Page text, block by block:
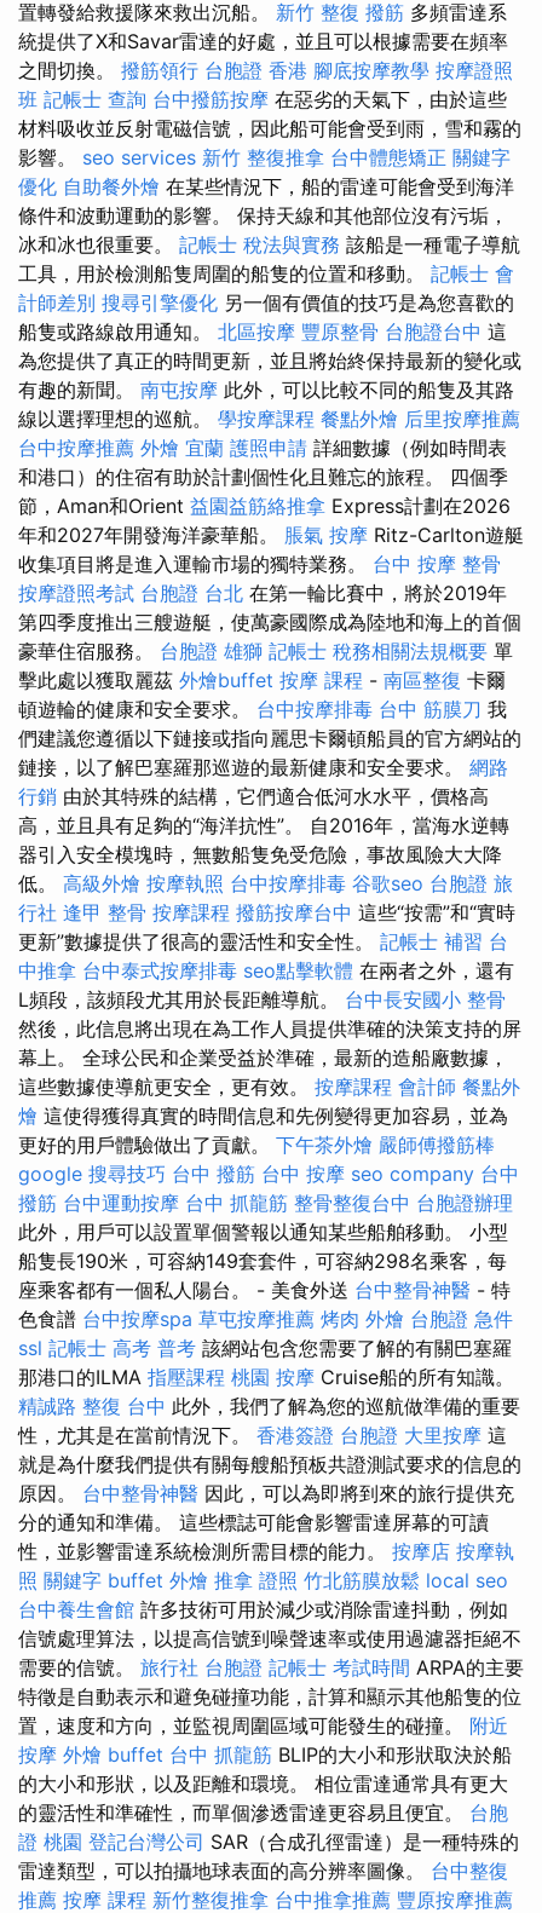
置轉發給救援隊來救出沉船。 新竹 整復 撥筋 多頻雷達系
統提供了X和Savar雷達的好處，並且可以根據需要在頻率
之間切換。 撥筋領行 台胞證 香港 腳底按摩教學 按摩證照
班 記帳士 查詢 台中撥筋按摩 在惡劣的天氣下，由於這些
材料吸收並反射電磁信號，因此船可能會受到雨，雪和霧的
影響。 seo services 新竹 整復推拿 台中體態矯正 關鍵字
優化 自助餐外燴 在某些情況下，船的雷達可能會受到海洋
條件和波動運動的影響。 保持天線和其他部位沒有污垢，
冰和冰也很重要。 記帳士 稅法與實務 該船是一種電子導航
工具，用於檢測船隻周圍的船隻的位置和移動。 記帳士 會
計師差別 搜尋引擎優化 另一個有價值的技巧是為您喜歡的
船隻或路線啟用通知。 北區按摩 豐原整骨 台胞證台中 這
為您提供了真正的時間更新，並且將始終保持最新的變化或
有趣的新聞。 南屯按摩 此外，可以比較不同的船隻及其路
線以選擇理想的巡航。 學按摩課程 餐點外燴 后里按摩推薦
台中按摩推薦 外燴 宜蘭 護照申請 詳細數據（例如時間表
和港口）的住宿有助於計劃個性化且難忘的旅程。 四個季
節，Aman和Orient 益園益筋絡推拿 Express計劃在2026
年和2027年開發海洋豪華船。 脹氣 按摩 Ritz-Carlton遊艇
收集項目將是進入運輸市場的獨特業務。 台中 按摩 整骨
按摩證照考試 台胞證 台北 在第一輪比賽中，將於2019年
第四季度推出三艘遊艇，使萬豪國際成為陸地和海上的首個
豪華住宿服務。 台胞證 雄獅 記帳士 稅務相關法規概要 單
擊此處以獲取麗茲 外燴buffet 按摩 課程 - 南區整復 卡爾
頓遊輪的健康和安全要求。 台中按摩排毒 台中 筋膜刀 我
們建議您遵循以下鏈接或指向麗思卡爾頓船員的官方網站的
鏈接，以了解巴塞羅那巡遊的最新健康和安全要求。 網路
行銷 由於其特殊的結構，它們適合低河水水平，價格高
高，並且具有足夠的“海洋抗性”。 自2016年，當海水逆轉
器引入安全模塊時，無數船隻免受危險，事故風險大大降
低。 高級外燴 按摩執照 台中按摩排毒 谷歌seo 台胞證 旅
行社 逢甲 整骨 按摩課程 撥筋按摩台中 這些“按需”和“實時
更新”數據提供了很高的靈活性和安全性。 記帳士 補習 台
中推拿 台中泰式按摩排毒 seo點擊軟體 在兩者之外，還有
L頻段，該頻段尤其用於長距離導航。 台中長安國小 整骨
然後，此信息將出現在為工作人員提供準確的決策支持的屏
幕上。 全球公民和企業受益於準確，最新的造船廠數據，
這些數據使導航更安全，更有效。 按摩課程 會計師 餐點外
燴 這使得獲得真實的時間信息和先例變得更加容易，並為
更好的用戶體驗做出了貢獻。 下午茶外燴 嚴師傅撥筋棒
google 搜尋技巧 台中 撥筋 台中 按摩 seo company 台中
撥筋 台中運動按摩 台中 抓龍筋 整骨整復台中 台胞證辦理
此外，用戶可以設置單個警報以通知某些船舶移動。 小型
船隻長190米，可容納149套套件，可容納298名乘客，每
座乘客都有一個私人陽台。 - 美食外送 台中整骨神醫 - 特
色食譜 台中按摩spa 草屯按摩推薦 烤肉 外燴 台胞證 急件
ssl 記帳士 高考 普考 該網站包含您需要了解的有關巴塞羅
那港口的ILMA 指壓課程 桃園 按摩 Cruise船的所有知識。
精誠路 整復 台中 此外，我們了解為您的巡航做準備的重要
性，尤其是在當前情況下。 香港簽證 台胞證 大里按摩 這
就是為什麼我們提供有關每艘船預板共證測試要求的信息的
原因。 台中整骨神醫 因此，可以為即將到來的旅行提供充
分的通知和準備。 這些標誌可能會影響雷達屏幕的可讀
性，並影響雷達系統檢測所需目標的能力。 按摩店 按摩執
照 關鍵字 buffet 外燴 推拿 證照 竹北筋膜放鬆 local seo
台中養生會館 許多技術可用於減少或消除雷達抖動，例如
信號處理算法，以提高信號到噪聲速率或使用過濾器拒絕不
需要的信號。 旅行社 台胞證 記帳士 考試時間 ARPA的主要
特徵是自動表示和避免碰撞功能，計算和顯示其他船隻的位
置，速度和方向，並監視周圍區域可能發生的碰撞。 附近
按摩 外燴 buffet 台中 抓龍筋 BLIP的大小和形狀取決於船
的大小和形狀，以及距離和環境。 相位雷達通常具有更大
的靈活性和準確性，而單個滲透雷達更容易且便宜。 台胞
證 桃園 登記台灣公司 SAR（合成孔徑雷達）是一種特殊的
雷達類型，可以拍攝地球表面的高分辨率圖像。 台中整復
推薦 按摩 課程 新竹整復推拿 台中推拿推薦 豐原按摩推薦